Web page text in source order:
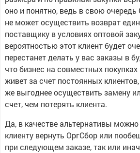
оно и понятно, ведь в свою очередь
не может осуществить возврат
поставщику в условиях оптовой
вероятностью этот клиент будет
перестанет делать у вас заказы в
что бизнес на совместных
живет за счет постоянных
же выгоднее осуществить замену
счет, чем потерять клиента.
Да, в качестве альтернативы
клиенту вернуть ОргСбор или
при следующем заказе, так или